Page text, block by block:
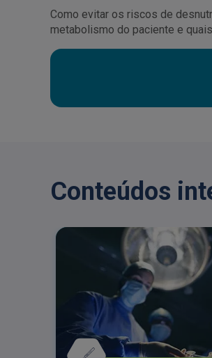
Como evitar os riscos de
metabolismo do paciente e
Conteúdos